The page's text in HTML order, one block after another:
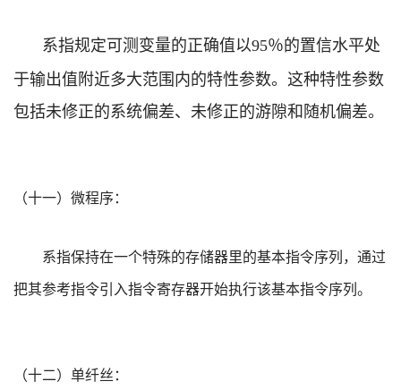
系指规定可测变量的正确值以95％的置信水平处
于输出值附近多大范围内的特性参数。这种特性参数
包括未修正的系统偏差、未修正的游隙和随机偏差。
（十一）微程序：
系指保持在一个特殊的存储器里的基本指令序列，通过
把其参考指令引入指令寄存器开始执行该基本指令序列。
（十二）单纤丝：